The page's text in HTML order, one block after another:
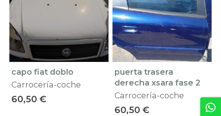
capo fiat doblo
Carrocería-coche
60,50 €
puerta trasera
derecha xsara fase 2
Carrocería-coche
60,50 €